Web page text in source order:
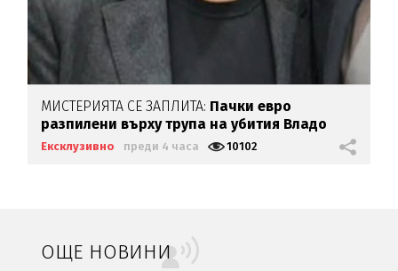
МИСТЕРИЯТА СЕ ЗАПЛИТА: Пачки евро
разпилени върху трупа на убития Владо
Загатото
Ексклузивно преди 4 часа 10102
ОЩЕ НОВИНИ